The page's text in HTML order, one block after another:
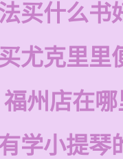
买什么书
尤克里里
州店在
学小提琴